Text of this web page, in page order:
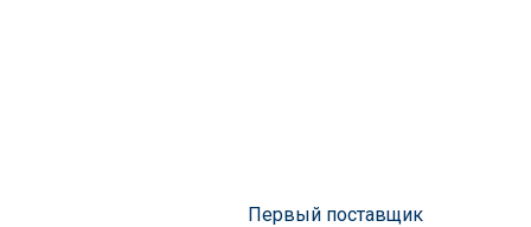
Первый поставщик